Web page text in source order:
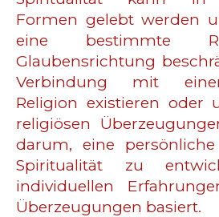
Formen gelebt werden
eine bestimmte
Glaubensrichtung
Verbindung mit
Religion existieren oder
religiösen
darum, eine
Spiritualität zu
individuellen
Überzeugungen basiert.